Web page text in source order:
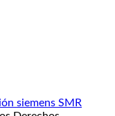
siemens SMR